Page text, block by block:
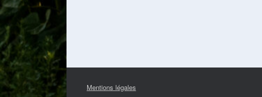
Mentions légales